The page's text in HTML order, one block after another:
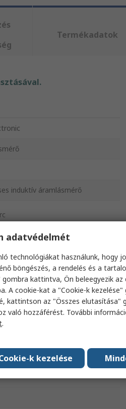
Termékadatok
induktív áramlásmérő
elasztomer, Üvegszállal
PBT GF20, 316L rozsdamentes
Fluoroelasztomer
menetes
adatvédelmét
technológiákat használunk, hogy
böngészés, a rendelés és a
kattintva, Ön beleegyezik az
A cookie-kat a "Cookie-k
kattintson az "Összes elutasítása"
való hozzáférést. További
.
k kezelése